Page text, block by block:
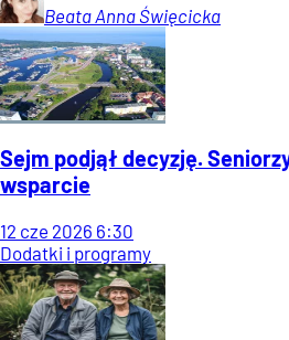
Beata Anna Święcicka
Sejm podjął decyzję.
wsparcie
12 cze 2026 6:30
Dodatki i programy